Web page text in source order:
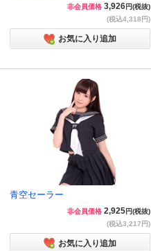
非会員価格 3,926円(税抜)
(税込4,318円)
お気に入り追加
青空セーラー
非会員価格 2,925円(税抜)
(税込3,217円)
お気に入り追加